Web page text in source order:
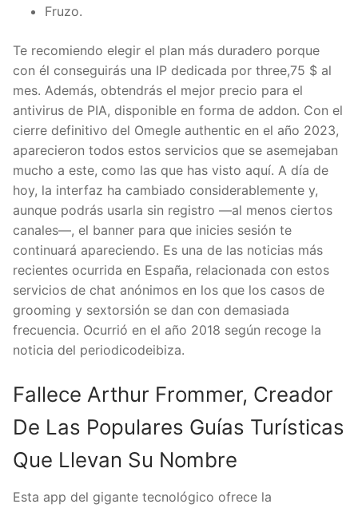
Fruzo.
Te recomiendo elegir el plan más duradero porque
con él conseguirás una IP dedicada por three,75 $ al
mes. Además, obtendrás el mejor precio para el
antivirus de PIA, disponible en forma de addon. Con el
cierre definitivo del Omegle authentic en el año 2023,
aparecieron todos estos servicios que se asemejaban
mucho a este, como las que has visto aquí. A día de
hoy, la interfaz ha cambiado considerablemente y,
aunque podrás usarla sin registro —al menos ciertos
canales—, el banner para que inicies sesión te
continuará apareciendo. Es una de las noticias más
recientes ocurrida en España, relacionada con estos
servicios de chat anónimos en los que los casos de
grooming y sextorsión se dan con demasiada
frecuencia. Ocurrió en el año 2018 según recoge la
noticia del periodicodeibiza.
Fallece Arthur Frommer, Creador
De Las Populares Guías Turísticas
Que Llevan Su Nombre
Esta app del gigante tecnológico ofrece la